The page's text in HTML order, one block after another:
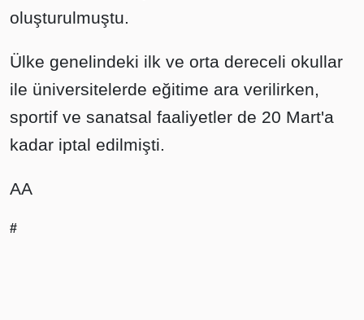
oluşturulmuştu.
Ülke genelindeki ilk ve orta dereceli okullar
ile üniversitelerde eğitime ara verilirken,
sportif ve sanatsal faaliyetler de 20 Mart'a
kadar iptal edilmişti.
AA
#